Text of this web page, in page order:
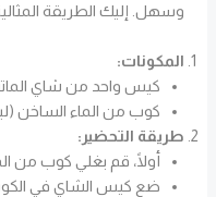
وسهل. إليك الطريقة
المكونات:
كيس واحد من شاي
كوب من الماء الساخن
طريقة التحضير:
أولًا، قم بغلي كوب من
ضع كيس الشاي في